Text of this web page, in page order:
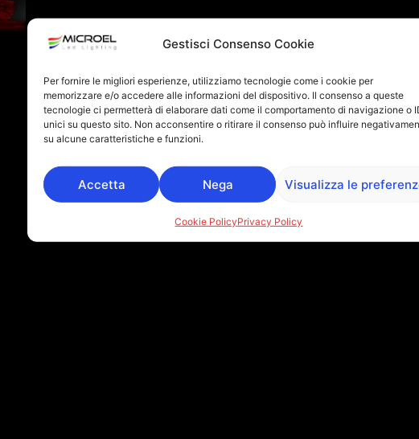
Gestisci Consenso Cookie
Per fornire le migliori esperienze, utilizziamo tecnologie come i cookie per
memorizzare e/o accedere alle informazioni del dispositivo. Il consenso a queste
tecnologie ci permetterà di elaborare dati come il comportamento di navigazione o
unici su questo sito. Non acconsentire o ritirare il consenso può influire
su alcune caratteristiche e funzioni.
Accetta Nega Visualizza le
Cookie PolicyPrivacy Policy
Copyright © 2026 Microelled | Powered by